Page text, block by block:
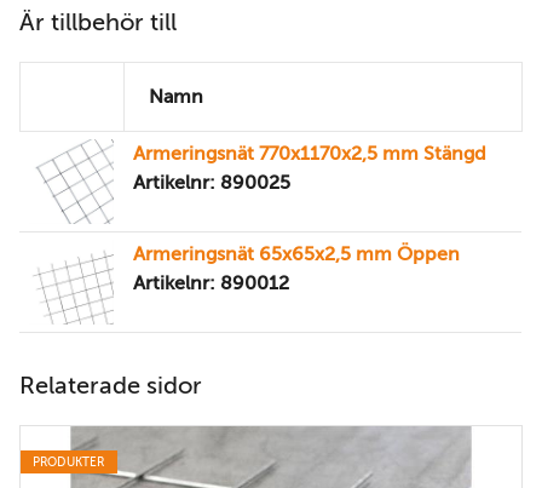
Är tillbehör till
Namn
Armeringsnät 770x1170x2,5 mm Stängd
Artikelnr: 890025
Armeringsnät 65x65x2,5 mm Öppen
Artikelnr: 890012
Relaterade sidor
PRODUKTER